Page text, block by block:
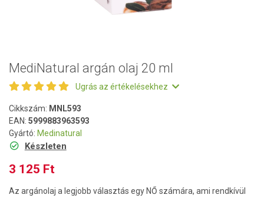
MediNatural argán olaj 20 ml
Ugrás az értékelésekhez
Cikkszám: MNL593
EAN: 5999883963593
Gyártó: Medinatural
Készleten
3 125 Ft
Az argánolaj a legjobb választás egy NŐ számára, ami rendkívül